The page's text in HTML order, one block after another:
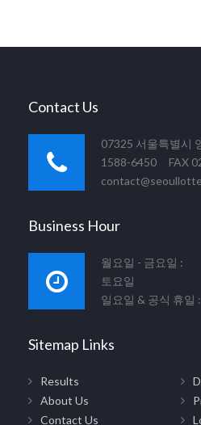
Contact Us
07325 서울특별시
1588-6450 FAX
Business Hour
월요일 - 금요일 :
토요일
일요일 & 공식 휴일 :
Sitemap Links
Results
About Us
Contact Us